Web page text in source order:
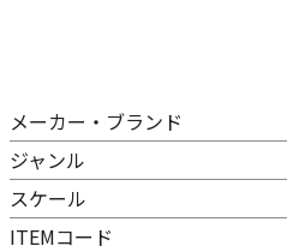
メーカー・ブランド
ジャンル
スケール
ITEMコード